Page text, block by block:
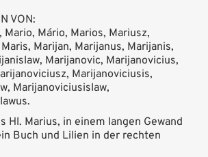
VON:
Mario, Mário, Marios, Mariusz,
Marijan, Marijanus, Marijanis,
Marijanovic, Marijanovicius,
Marijanoviciusis,
Marijanoviciusislaw,
Hl. Marius, in einem langen Gewand
Buch und Lilien in der rechten